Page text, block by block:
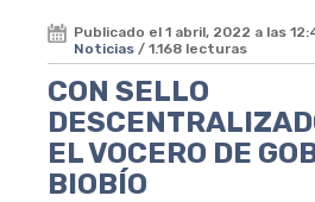
Publicado el 1 abril, 2022 a las
Noticias / 1.168 lecturas
CON SELLO
EL VOCERO DE
BIOBÍO